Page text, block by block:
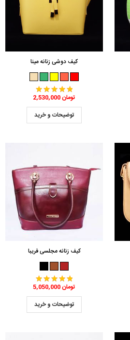
کیف دوشی زنانه مینا
2,530,000 تومان
توضیحات و خرید
کیف زنانه مجلسی فریبا
5,050,000 تومان
توضیحات و خرید